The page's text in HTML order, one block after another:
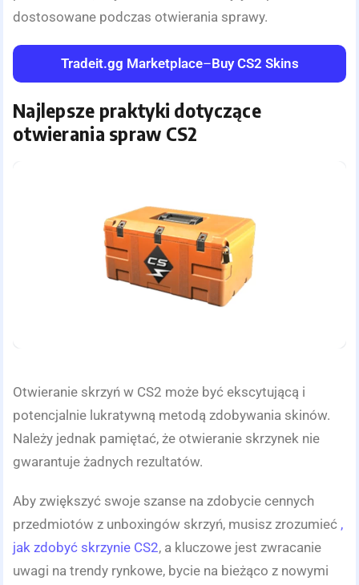
dostosowane podczas otwierania sprawy.
Tradeit.gg Marketplace–Buy CS2 Skins
Najlepsze praktyki dotyczące
otwierania spraw CS2
Otwieranie skrzyń w CS2 może być ekscytującą i
potencjalnie lukratywną metodą zdobywania skinów.
Należy jednak pamiętać, że otwieranie skrzynek nie
gwarantuje żadnych rezultatów.
Aby zwiększyć swoje szanse na zdobycie cennych
przedmiotów z unboxingów skrzyń, musisz zrozumieć ,
jak zdobyć skrzynie CS2, a kluczowe jest zwracanie
uwagi na trendy rynkowe, bycie na bieżąco z nowymi